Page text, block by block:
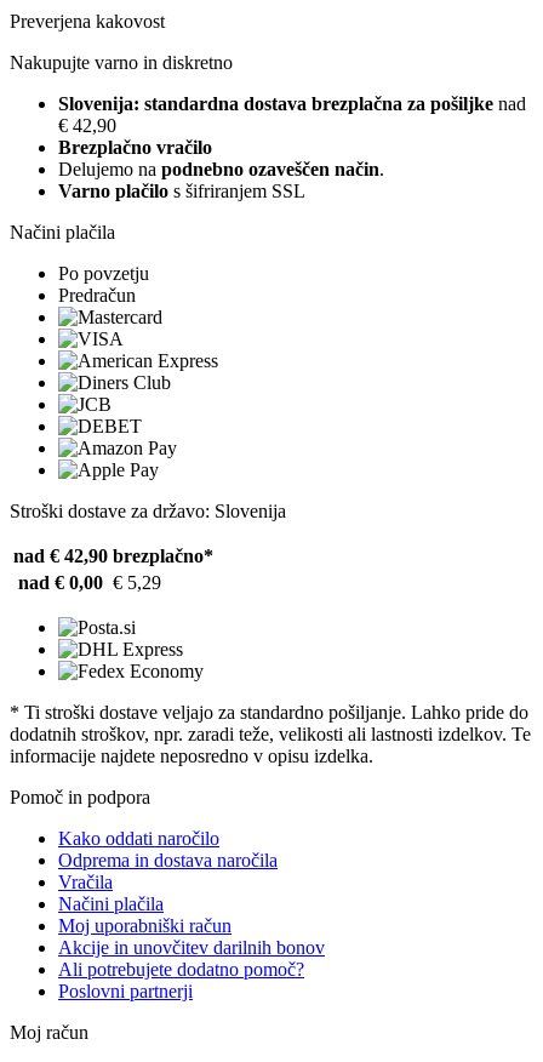
Preverjena kakovost
Nakupujte varno in diskretno
Slovenija: standardna dostava brezplačna za pošiljke nad
€ 42,90
Brezplačno vračilo
Delujemo na podnebno ozaveščen način.
Varno plačilo s šifriranjem SSL
Načini plačila
Po povzetju
Predračun
Stroški dostave za državo: Slovenija
nad € 42,90 brezplačno*
nad € 0,00 € 5,29
* Ti stroški dostave veljajo za standardno pošiljanje. Lahko pride do
dodatnih stroškov, npr. zaradi teže, velikosti ali lastnosti izdelkov. Te
informacije najdete neposredno v opisu izdelka.
Pomoč in podpora
Kako oddati naročilo
Odprema in dostava naročila
Vračila
Načini plačila
Moj uporabniški račun
Akcije in unovčitev darilnih bonov
Ali potrebujete dodatno pomoč?
Poslovni partnerji
Moj račun